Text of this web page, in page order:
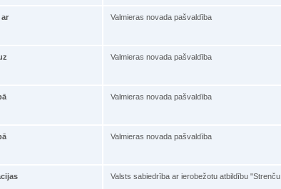
Valmieras novada pašvaldība
Valmieras novada pašvaldība
Valmieras novada pašvaldība
Valmieras novada pašvaldība
Valsts sabiedrība ar ierobežotu atbildību "Strenču